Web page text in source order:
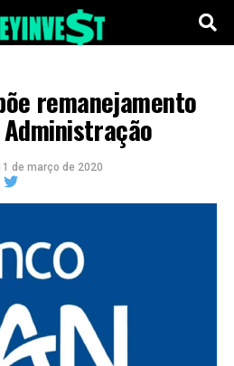
remanejamento
de março de 2020